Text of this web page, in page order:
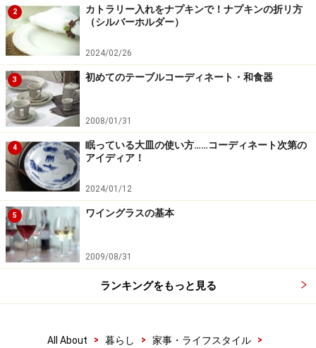
2
カトラリー入れをナプキンで！ナプキンの折リ方
（シルバーホルダー）
2024/02/26
3 初めてのテーブルコーディネート・和食器
2008/01/31
4
眠っている大皿の使い方……コーディネート次第の
アイディア！
2024/01/12
5 ワイングラスの基本
2009/08/31
ランキングをもっと見る
All About > 暮らし > 家事・ライフスタイル
>